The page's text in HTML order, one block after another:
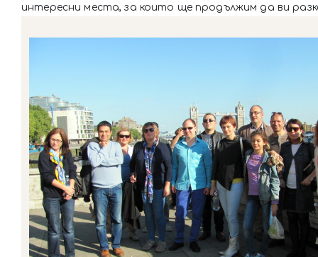
интересни места, за които ще продължим да ви